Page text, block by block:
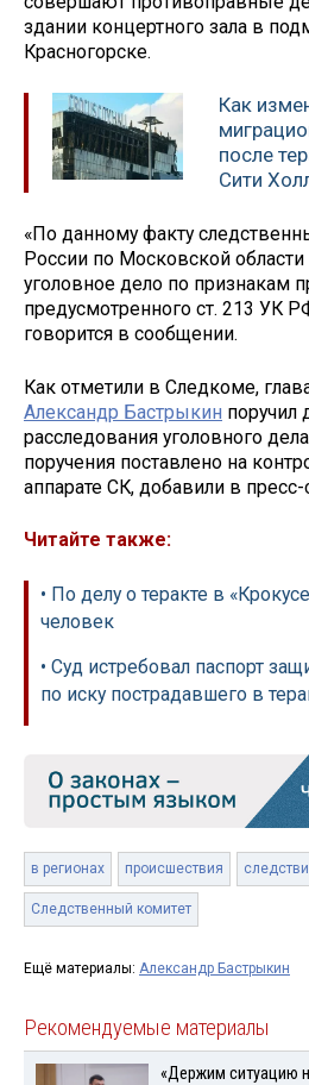
здании концертного зала в
Красногорске.
Как
после
Сити
«По данному факту
России по Московской
уголовное дело по признакам
предусмотренного ст. 213 УК
говорится в сообщении.
Как отметили в Следкоме,
Александр Бастрыкин поручил
расследования уголовного
поручения поставлено на
аппарате СК, добавили в пресс-
Читайте также:
• По делу о теракте в
человек
• Суд истребовал паспорт
по иску пострадавшего в
в регионах происшествия
Следственный комитет
Ещё материалы: Александр Бастрыкин
Рекомендуемые материалы
«Держим ситуацию